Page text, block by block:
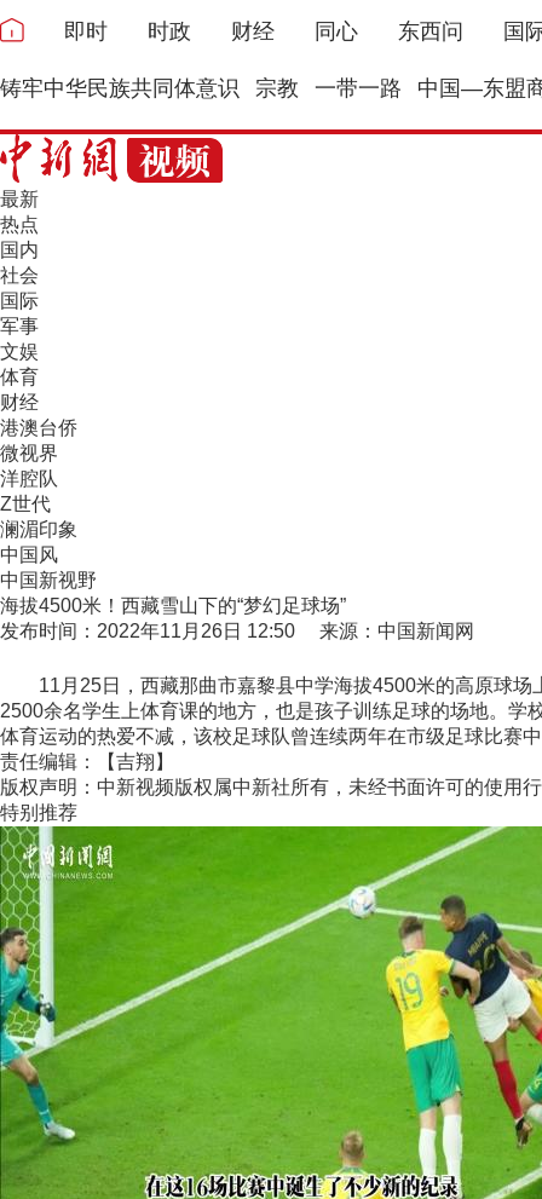
即时 时政 财经 同心 东西问 国
铸牢中华民族共同体意识 宗教 一带一路 中国—东盟
最新
热点
国内
社会
国际
军事
文娱
体育
财经
港澳台侨
微视界
洋腔队
Z世代
澜湄印象
中国风
中国新视野
海拔4500米！西藏雪山下的“梦幻足球场”
发布时间：2022年11月26日 12:50 来源：中国新闻网
11月25日，西藏那曲市嘉黎县中学海拔4500米的高原球场
2500余名学生上体育课的地方，也是孩子训练足球的场地。
体育运动的热爱不减，该校足球队曾连续两年在市级足球比赛
责任编辑：【吉翔】
版权声明：中新视频版权属中新社所有，未经书面许可的使用
特别推荐